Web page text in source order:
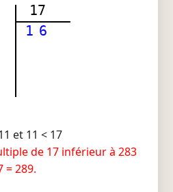
17
1 6
et 11 < 17
de 17 inférieur à 283
= 289.